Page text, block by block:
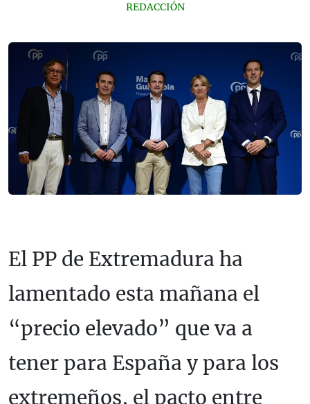
REDACCIÓN
El PP de Extremadura ha
lamentado esta mañana el
“precio elevado” que va a
tener para España y para los
extremeños, el pacto entre